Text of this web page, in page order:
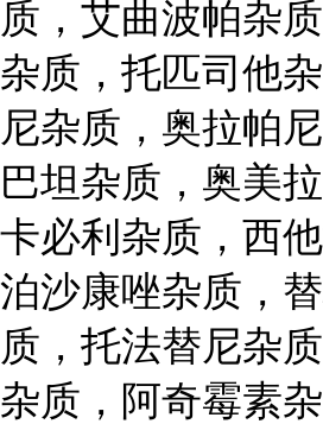
质，艾曲波帕杂
杂质，托匹司他
尼杂质，奥拉帕
巴坦杂质，奥美
卡必利杂质，西
泊沙康唑杂质，
质，托法替尼杂
杂质，阿奇霉素